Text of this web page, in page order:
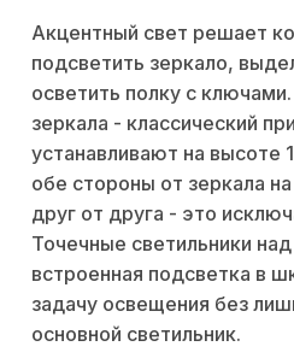
Акцентный свет решает
подсветить зеркало,
осветить полку с
зеркала - классический
устанавливают на высоте
обе стороны от зеркала
друг от друга - это
Точечные светильники
встроенная подсветка в
задачу освещения без
основной светильник.